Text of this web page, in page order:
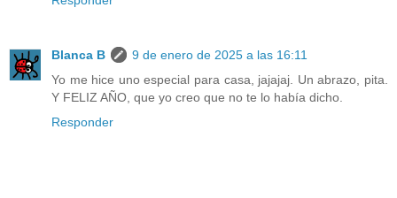
Blanca B
9 de enero de 2025 a las 16:11
Yo me hice uno especial para casa, jajajaj. Un abrazo, pita.
Y FELIZ AÑO, que yo creo que no te lo había dicho.
Responder